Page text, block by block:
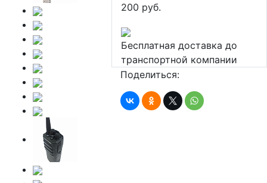
200 руб.
Бесплатная доставка до
транспортной компании
Поделиться: